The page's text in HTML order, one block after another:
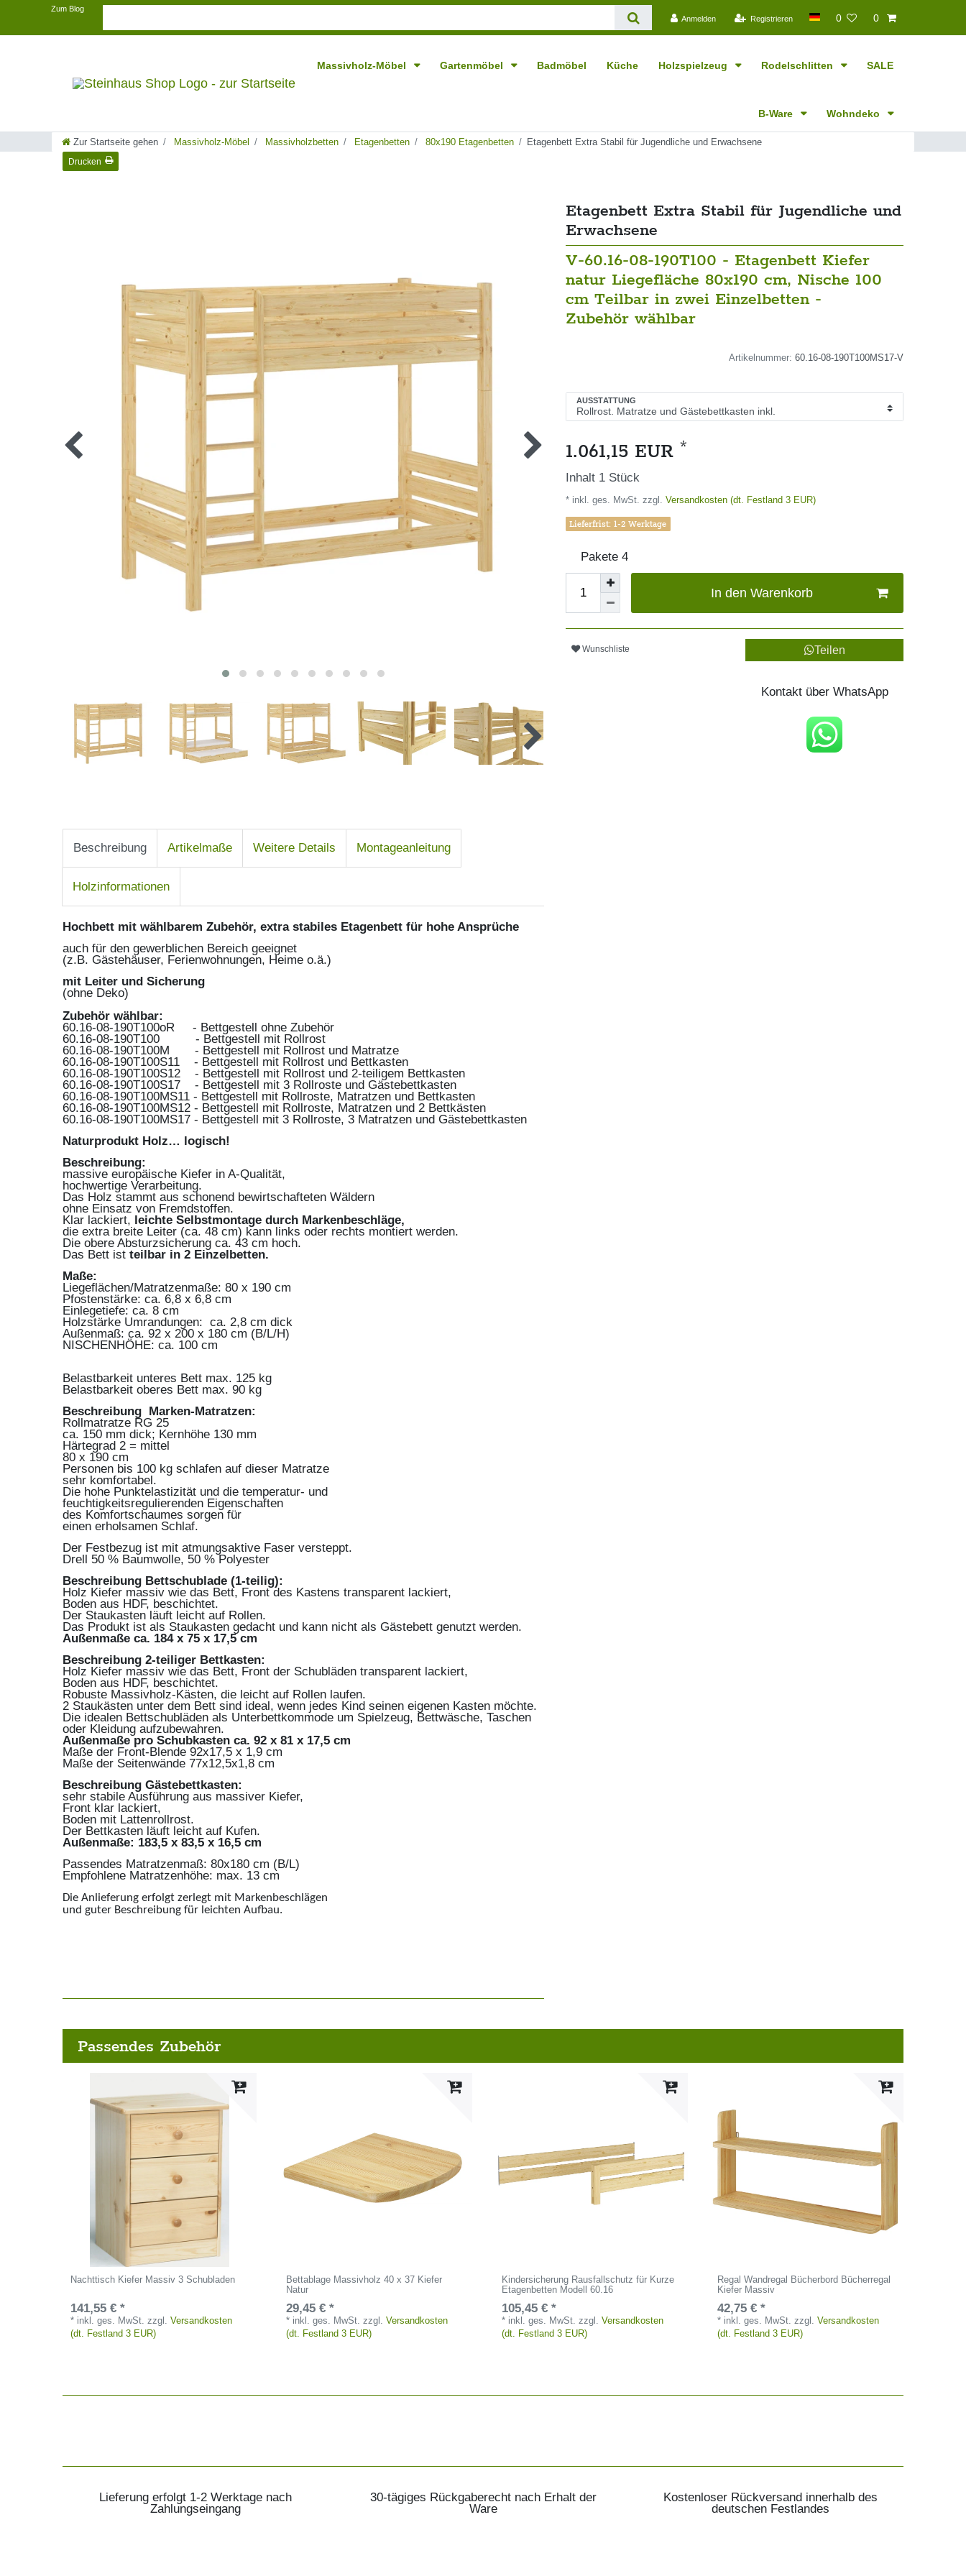
Zum Blog
Anmelden
Registrieren 0 0
Massivholz-Möbel Gartenmöbel Badmöbel Küche Holzspielzeug Rodelschlitten SALE
B-Ware Wohndeko
Zur Startseite gehen Massivholz-Möbel Massivholzbetten Etagenbetten 80x190 Etagenbetten Etagenbett Extra Stabil für Jugendliche und Erwachsene
Drucken
Etagenbett Extra Stabil für Jugendliche und
Erwachsene
V-60.16-08-190T100 - Etagenbett Kiefer
natur Liegefläche 80x190 cm, Nische 100
cm Teilbar in zwei Einzelbetten -
Zubehör wählbar
Artikelnummer: 60.16-08-190T100MS17-V
AUSSTATTUNG
1.061,15 EUR *
Inhalt 1 Stück
* inkl. ges. MwSt. zzgl. Versandkosten (dt. Festland 3 EUR)
Lieferfrist: 1-2 Werktage
Pakete 4
In den Warenkorb
Wunschliste Teilen
Kontakt über WhatsApp
Beschreibung Artikelmaße Weitere Details Montageanleitung
Holzinformationen
Hochbett mit wählbarem Zubehör, extra stabiles Etagenbett für hohe Ansprüche
auch für den gewerblichen Bereich geeignet
(z.B. Gästehäuser, Ferienwohnungen, Heime o.ä.)
mit Leiter und Sicherung
(ohne Deko)
Zubehör wählbar:
60.16-08-190T100oR - Bettgestell ohne Zubehör
60.16-08-190T100 - Bettgestell mit Rollrost
60.16-08-190T100M - Bettgestell mit Rollrost und Matratze
60.16-08-190T100S11 - Bettgestell mit Rollrost und Bettkasten
60.16-08-190T100S12 - Bettgestell mit Rollrost und 2-teiligem Bettkasten
60.16-08-190T100S17 - Bettgestell mit 3 Rollroste und Gästebettkasten
60.16-08-190T100MS11 - Bettgestell mit Rollroste, Matratzen und Bettkasten
60.16-08-190T100MS12 - Bettgestell mit Rollroste, Matratzen und 2 Bettkästen
60.16-08-190T100MS17 - Bettgestell mit 3 Rollroste, 3 Matratzen und Gästebettkasten
Naturprodukt Holz… logisch!
Beschreibung:
massive europäische Kiefer in A-Qualität,
hochwertige Verarbeitung.
Das Holz stammt aus schonend bewirtschafteten Wäldern
ohne Einsatz von Fremdstoffen.
Klar lackiert, leichte Selbstmontage durch Markenbeschläge,
die extra breite Leiter (ca. 48 cm) kann links oder rechts montiert werden.
Die obere Absturzsicherung ca. 43 cm hoch.
Das Bett ist teilbar in 2 Einzelbetten.
Maße:
Liegeflächen/Matratzenmaße: 80 x 190 cm
Pfostenstärke: ca. 6,8 x 6,8 cm
Einlegetiefe: ca. 8 cm
Holzstärke Umrandungen: ca. 2,8 cm dick
Außenmaß: ca. 92 x 200 x 180 cm (B/L/H)
NISCHENHÖHE: ca. 100 cm
Belastbarkeit unteres Bett max. 125 kg
Belastbarkeit oberes Bett max. 90 kg
Beschreibung Marken-Matratzen:
Rollmatratze RG 25
ca. 150 mm dick; Kernhöhe 130 mm
Härtegrad 2 = mittel
80 x 190 cm
Personen bis 100 kg schlafen auf dieser Matratze
sehr komfortabel.
Die hohe Punktelastizität und die temperatur- und
feuchtigkeitsregulierenden Eigenschaften
des Komfortschaumes sorgen für
einen erholsamen Schlaf.
Der Festbezug ist mit atmungsaktive Faser versteppt.
Drell 50 % Baumwolle, 50 % Polyester
Beschreibung Bettschublade (1-teilig):
Holz Kiefer massiv wie das Bett, Front des Kastens transparent lackiert,
Boden aus HDF, beschichtet.
Der Staukasten läuft leicht auf Rollen.
Das Produkt ist als Staukasten gedacht und kann nicht als Gästebett genutzt werden.
Außenmaße ca. 184 x 75 x 17,5 cm
Beschreibung 2-teiliger Bettkasten:
Holz Kiefer massiv wie das Bett, Front der Schubläden transparent lackiert,
Boden aus HDF, beschichtet.
Robuste Massivholz-Kästen, die leicht auf Rollen laufen.
2 Staukästen unter dem Bett sind ideal, wenn jedes Kind seinen eigenen Kasten möchte.
Die idealen Bettschubläden als Unterbettkommode um Spielzeug, Bettwäsche, Taschen
oder Kleidung aufzubewahren.
Außenmaße pro Schubkasten ca. 92 x 81 x 17,5 cm
Maße der Front-Blende 92x17,5 x 1,9 cm
Maße der Seitenwände 77x12,5x1,8 cm
Beschreibung Gästebettkasten:
sehr stabile Ausführung aus massiver Kiefer,
Front klar lackiert,
Boden mit Lattenrollrost.
Der Bettkasten läuft leicht auf Kufen.
Außenmaße: 183,5 x 83,5 x 16,5 cm
Passendes Matratzenmaß: 80x180 cm (B/L)
Empfohlene Matratzenhöhe: max. 13 cm
Die Anlieferung erfolgt zerlegt mit Markenbeschlägen
und guter Beschreibung für leichten Aufbau.
Passendes Zubehör
Nachttisch Kiefer Massiv 3 Schubladen
141,55 € *
* inkl. ges. MwSt. zzgl.Versandkosten
(dt. Festland 3 EUR)
Bettablage Massivholz 40 x 37 Kiefer
Natur
29,45 € *
* inkl. ges. MwSt. zzgl.Versandkosten
(dt. Festland 3 EUR)
Kindersicherung Rausfallschutz für Kurze
Etagenbetten Modell 60.16
105,45 € *
* inkl. ges. MwSt. zzgl.Versandkosten
(dt. Festland 3 EUR)
Regal Wandregal Bücherbord Bücherregal
Kiefer Massiv
42,75 € *
* inkl. ges. MwSt. zzgl.Versandkosten
(dt. Festland 3 EUR)
Lieferung erfolgt 1-2 Werktage nach
Zahlungseingang
30-tägiges Rückgaberecht nach Erhalt der
Ware
Kostenloser Rückversand innerhalb des
deutschen Festlandes